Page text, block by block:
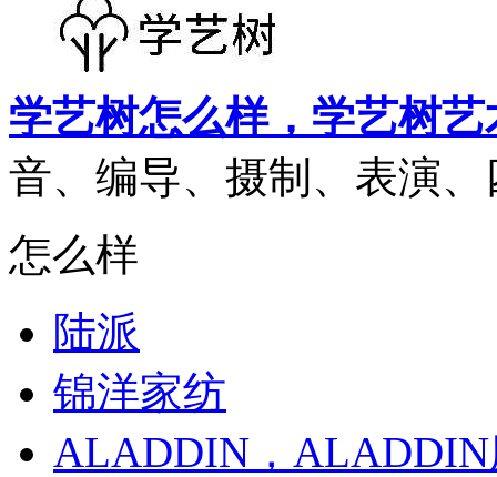
学艺树怎么样，学艺树
音、编导、摄制、表演
怎么样
陆派
锦洋家纺
ALADDIN，